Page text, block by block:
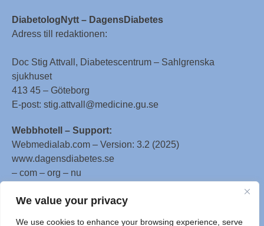
We value your privacy
We use cookies to enhance your browsing experience, serve
DiabetologNytt – DagensDiabetes
Adress till redaktionen:
Doc Stig Attvall, Diabetescentrum – Sahlgrenska
sjukhuset
413 45 – Göteborg
E-post: stig.attvall@medicine.gu.se
Webbhotell – Support:
Webmedialab.com – Version: 3.2 (2025)
www.dagensdiabetes.se
– com – org – nu
All material on this website